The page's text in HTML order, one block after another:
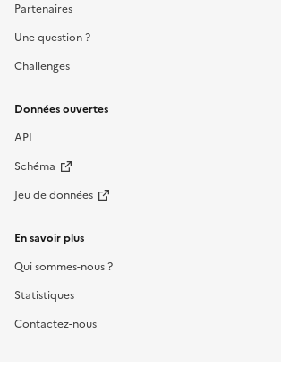
Partenaires
Une question ?
Challenges
Données ouvertes
API
Schéma
Jeu de données
En savoir plus
Qui sommes-nous ?
Statistiques
Contactez-nous